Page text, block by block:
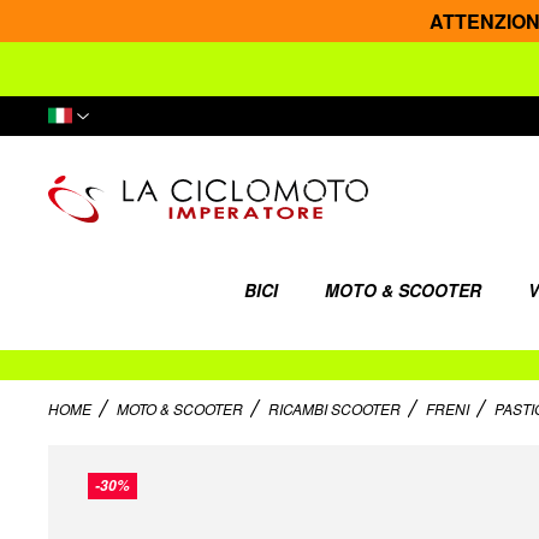
Lingua
BICI MOTO & SCOOTER
HOME MOTO & SCOOTER RICAMBI SCOOTER FRENI
-30%